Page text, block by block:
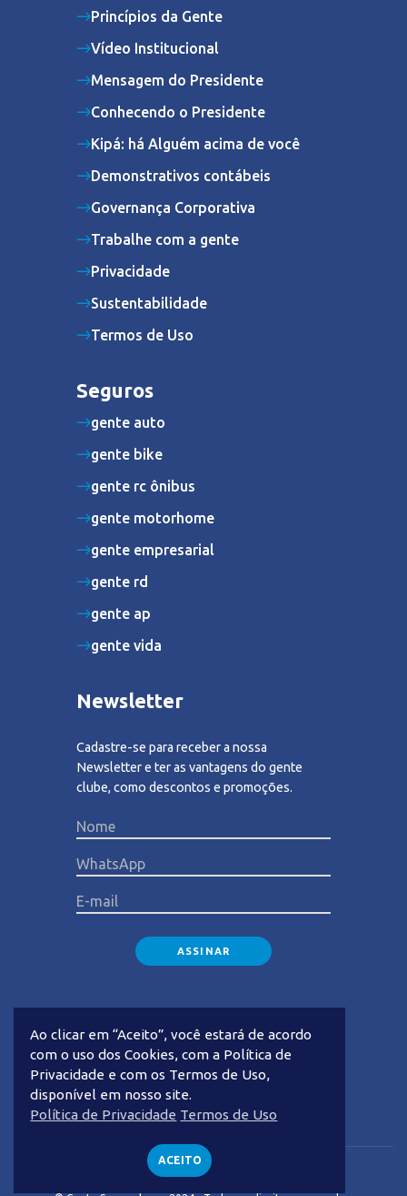
Princípios da Gente
Vídeo Institucional
Mensagem do Presidente
Conhecendo o Presidente
Kipá: há Alguém acima de você
Demonstrativos contábeis
Governança Corporativa
Trabalhe com a gente
Privacidade
Sustentabilidade
Termos de Uso
Seguros
gente auto
gente bike
gente rc ônibus
gente motorhome
gente empresarial
gente rd
gente ap
gente vida
Newsletter
Cadastre-se para receber a nossa
Newsletter e ter as vantagens do gente
clube, como descontos e promoções.
Privacidade Termos de Uso
Ao clicar em “Aceito”, você estará de acordo
com o uso dos Cookies, com a Política de
Privacidade e com os Termos de Uso,
disponível em nosso site.
Política de Privacidade Termos de Uso
ACEITO